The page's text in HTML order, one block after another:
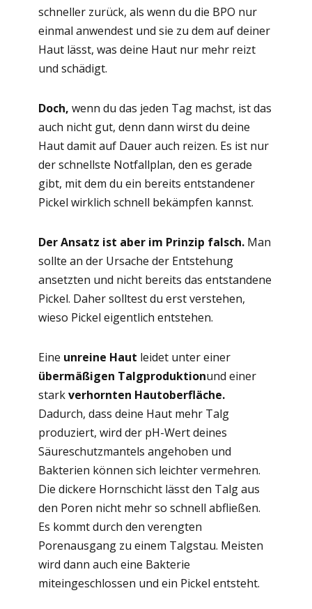
schneller zurück, als wenn du die BPO nur
einmal anwendest und sie zu dem auf deiner
Haut lässt, was deine Haut nur mehr reizt
und schädigt.
Doch, wenn du das jeden Tag machst, ist das
auch nicht gut, denn dann wirst du deine
Haut damit auf Dauer auch reizen. Es ist nur
der schnellste Notfallplan, den es gerade
gibt, mit dem du ein bereits entstandener
Pickel wirklich schnell bekämpfen kannst.
Der Ansatz ist aber im Prinzip falsch. Man
sollte an der Ursache der Entstehung
ansetzten und nicht bereits das entstandene
Pickel. Daher solltest du erst verstehen,
wieso Pickel eigentlich entstehen.
Eine unreine Haut leidet unter einer
übermäßigen Talgproduktionund einer
starkverhornten Hautoberfläche.
Dadurch, dass deine Haut mehr Talg
produziert, wird der pH-Wert deines
Säureschutzmantels angehoben und
Bakterien können sich leichter vermehren.
Die dickere Hornschicht lässt den Talg aus
den Poren nicht mehr so schnell abfließen.
Es kommt durch den verengten
Porenausgang zu einem Talgstau. Meisten
wird dann auch eine Bakterie
miteingeschlossen und ein Pickel entsteht.